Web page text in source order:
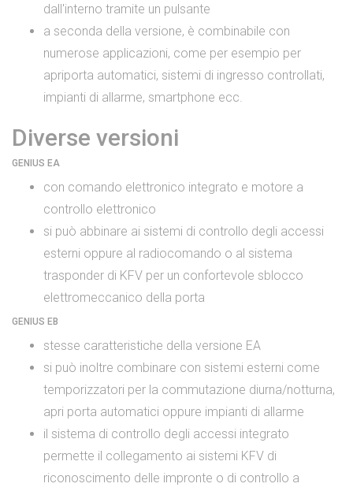
dall'interno tramite un pulsante
a seconda della versione, è combinabile con
numerose applicazioni, come per esempio per
apriporta automatici, sistemi di ingresso controllati,
impianti di allarme, smartphone ecc.
Diverse versioni
GENIUS EA
con comando elettronico integrato e motore a
controllo elettronico
si può abbinare ai sistemi di controllo degli accessi
esterni oppure al radiocomando o al sistema
trasponder di KFV per un confortevole sblocco
elettromeccanico della porta
GENIUS EB
stesse caratteristiche della versione EA
si può inoltre combinare con sistemi esterni come
temporizzatori per la commutazione diurna/notturna,
apri porta automatici oppure impianti di allarme
il sistema di controllo degli accessi integrato
permette il collegamento ai sistemi KFV di
riconoscimento delle impronte o di controllo a